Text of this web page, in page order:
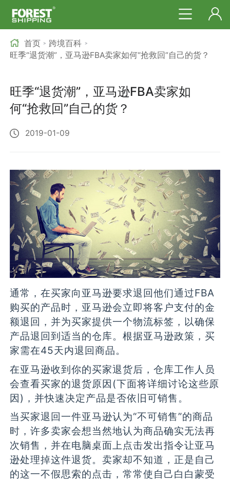
首页 > 跨境百科 >
旺季“退货潮”，亚马逊FBA卖家如何“抢救回”自己的货？
旺季“退货潮”，亚马逊FBA卖家如
何“抢救回”自己的货？
2019-01-09
通常，在买家向亚马逊要求退回他们通过FBA
购买的产品时，亚马逊会立即将客户支付的金
额退回，并为买家提供一个物流标签，以确保
产品退回到适当的仓库。根据亚马逊政策，买
家需在45天内退回商品。
在亚马逊收到你的买家退货后，仓库工作人员
会查看买家的退货原因(下面将详细讨论这些原
因)，并快速决定产品是否依旧可销售。
当买家退回一件亚马逊认为“不可销售”的商品
时，许多卖家会想当然地认为商品确实无法再
次销售，并在电脑桌面上点击发出指令让亚马
逊处理掉这件退货。卖家却不知道，正是自己
的这一不假思索的点击，常常使自己白白蒙受